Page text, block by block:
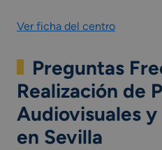
Ver ficha del centro
Preguntas
Realización de
Audiovisuales
en Sevilla